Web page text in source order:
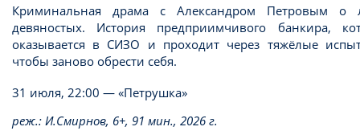
Криминальная драма с Александром Петровым о
девяностых. История предприимчивого банкира,
оказывается в СИЗО и проходит через тяжёлые
чтобы заново обрести себя.
31 июля, 22:00 — «Петрушка»
реж.: И.Смирнов, 6+, 91 мин., 2026 г.